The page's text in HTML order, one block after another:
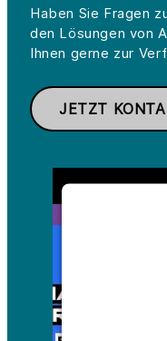
Haben Sie Fragen
den Lösungen von
Ihnen gerne zur
JETZT